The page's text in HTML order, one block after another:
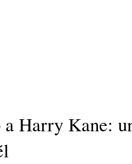
Harry Kane: